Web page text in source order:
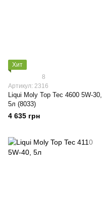
Хит
8
Артикул: 2316
Liqui Moly Top Tec 4600 5W-30,
5л (8033)
4 635 грн